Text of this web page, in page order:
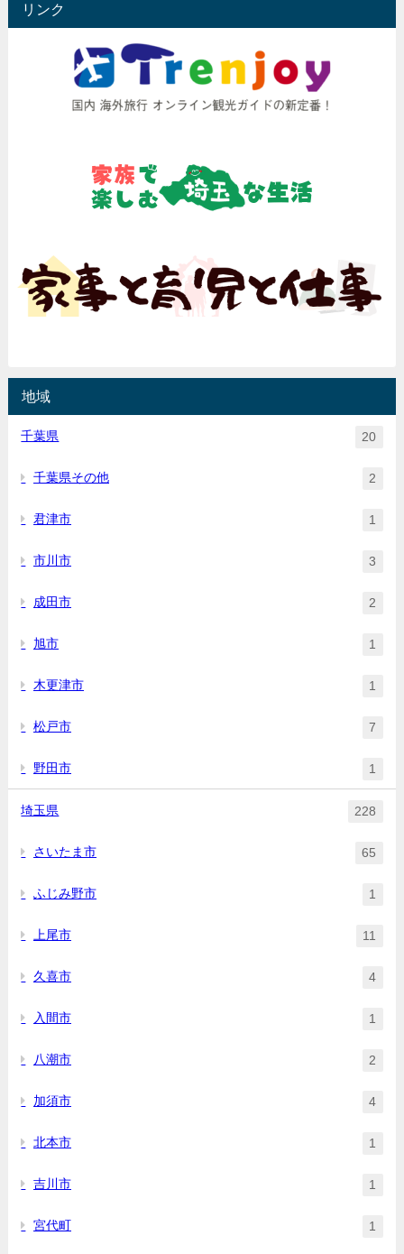
リンク
地域
千葉県 20
千葉県その他 2
君津市 1
市川市 3
成田市 2
旭市 1
木更津市 1
松戸市 7
野田市 1
埼玉県 228
さいたま市 65
ふじみ野市 1
上尾市 11
久喜市 4
入間市 1
八潮市 2
加須市 4
北本市 1
吉川市 1
宮代町 1